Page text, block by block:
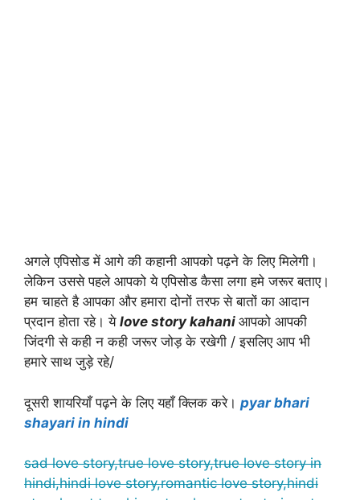
अगले एपिसोड में आगे की कहानी आपको पढ़ने के लिए मिलेगी।
लेकिन उससे पहले आपको ये एपिसोड कैसा लगा हमे जरूर बताए।
हम चाहते है आपका और हमारा दोनों तरफ से बातों का आदान
प्रदान होता रहे। ये love story kahani आपको आपकी
जिंदगी से कही न कही जरूर जोड़ के रखेगी / इसलिए आप भी
हमारे साथ जुड़े रहे/
दूसरी शायरियाँ पढ़ने के लिए यहाँ क्लिक करे। pyar bhari
shayari in hindi
sad love story,true love story,true love story in
hindi,hindi love story,romantic love story,hindi